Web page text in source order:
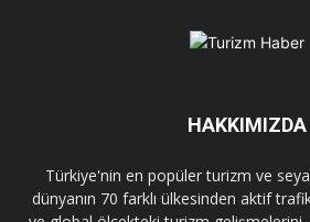
HAKKIMIZDA
Türkiye'nin en popüler turizm ve
dünyanın 70 farklı ülkesinden aktif